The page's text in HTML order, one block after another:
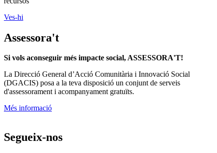
Ves-hi
Assessora't
Si vols aconseguir més impacte social, ASSESSORA'T!
La Direcció General d’Acció Comunitària i Innovació Social
(DGACIS) posa a la teva disposició un conjunt de serveis
d'assessorament i acompanyament gratuïts.
Més informació
Segueix-nos